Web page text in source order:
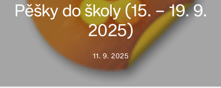
Pěšky do školy (15. – 19. 9.
2025)
11. 9. 2025